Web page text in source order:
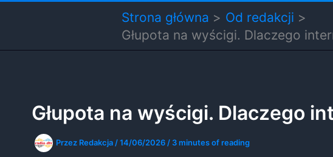
Strona główna
Od redakcji
Głupota na wyścigi. Dlaczego
Głupota na wyścigi. Dlaczego
Przez Redakcja /14/06/2026 / 3 minutes of reading